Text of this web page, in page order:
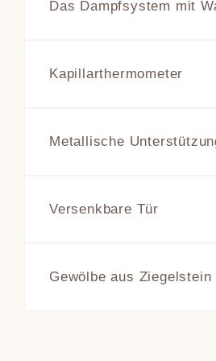
Das Dampfsystem mit
Kapillarthermometer
Metallische
Versenkbare Tür
Gewölbe aus Ziegelstein